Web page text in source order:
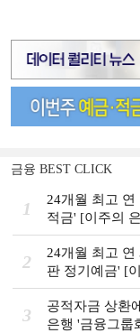
금융 BEST CLICK
1
24개월 최고
적금' [이주의
2
24개월 최고
판 정기예금' [
3
공적자금 상환
은행 '금융그룹